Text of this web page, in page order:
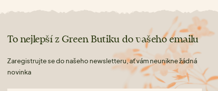
To nejlepší z Green Butiku do vašeho emailu
Zaregistrujte se do našeho newsletteru, ať vám neunikne žádná
novinka